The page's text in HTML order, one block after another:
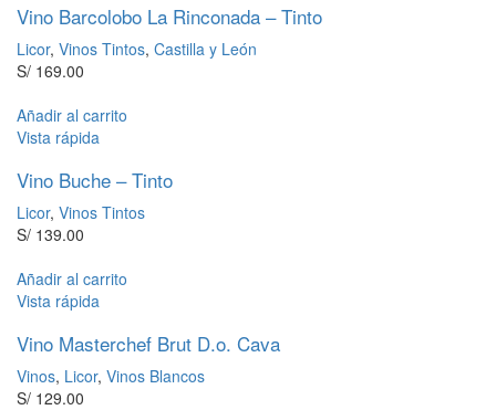
Vino Barcolobo La Rinconada – Tinto
Licor, Vinos Tintos, Castilla y León
S/ 169.00
Añadir al carrito
Vista rápida
Vino Buche – Tinto
Licor, Vinos Tintos
S/ 139.00
Añadir al carrito
Vista rápida
Vino Masterchef Brut D.o. Cava
Vinos, Licor, Vinos Blancos
S/ 129.00